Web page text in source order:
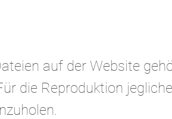
auf der Website
die Reproduktion